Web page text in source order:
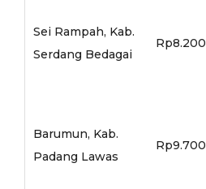
Sei Rampah, Kab.
Serdang Bedagai
Rp8.200
Barumun, Kab.
Padang Lawas
Rp9.700